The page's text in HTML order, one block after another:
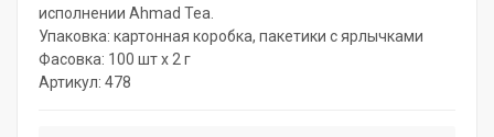
исполнении Ahmad Tea.
Упаковка: картонная коробка, пакетики с ярлычками
Фасовка: 100 шт х 2 г
Артикул: 478